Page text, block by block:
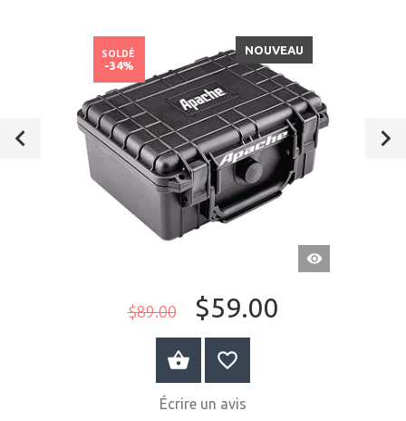
APERÇU
RAPIDE
NOUVEAU
$89.00 $59.00
SOLDÉ
-34%
AU PANIER
Écrire un avis